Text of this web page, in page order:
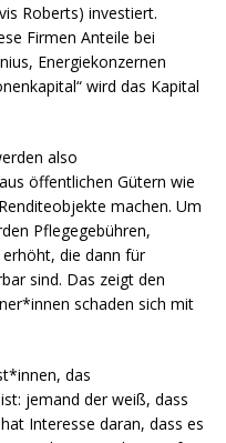
Roberts) investiert.
Firmen Anteile bei
Energiekonzernen
wird das Kapital
also
öffentlichen Gütern wie
machen. Um
Pflegegebühren,
die dann für
sind. Das zeigt den
schaden sich mit
das
jemand der weiß, dass
Interesse daran, dass es